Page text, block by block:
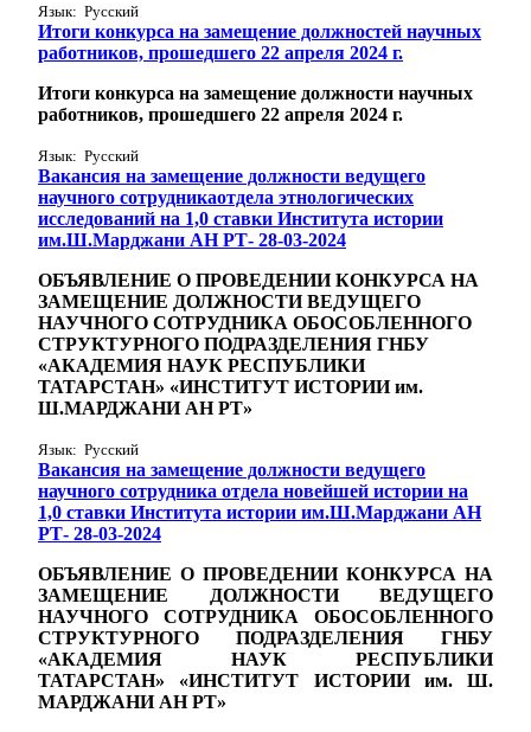
Язык: Русский
Итоги конкурса на замещение должностей научных
работников, прошедшего 22 апреля 2024 г.
Итоги конкурса на замещение должности научных
работников, прошедшего 22 апреля 2024 г.
Язык: Русский
Вакансия на замещение должности ведущего
научного сотрудникаотдела этнологических
исследований на 1,0 ставки Института истории
им.Ш.Марджани АН РТ- 28-03-2024
ОБЪЯВЛЕНИЕ О ПРОВЕДЕНИИ КОНКУРСА НА
ЗАМЕЩЕНИЕ ДОЛЖНОСТИ ВЕДУЩЕГО
НАУЧНОГО СОТРУДНИКА ОБОСОБЛЕННОГО
СТРУКТУРНОГО ПОДРАЗДЕЛЕНИЯ ГНБУ
«АКАДЕМИЯ НАУК РЕСПУБЛИКИ
ТАТАРСТАН» «ИНСТИТУТ ИСТОРИИ им.
Ш.МАРДЖАНИ АН РТ»
Язык: Русский
Вакансия на замещение должности ведущего
научного сотрудника отдела новейшей истории на
1,0 ставки Института истории им.Ш.Марджани АН
РТ- 28-03-2024
ОБЪЯВЛЕНИЕ О ПРОВЕДЕНИИ КОНКУРСА НА
ЗАМЕЩЕНИЕ ДОЛЖНОСТИ ВЕДУЩЕГО
НАУЧНОГО СОТРУДНИКА ОБОСОБЛЕННОГО
СТРУКТУРНОГО ПОДРАЗДЕЛЕНИЯ ГНБУ
«АКАДЕМИЯ НАУК РЕСПУБЛИКИ
ТАТАРСТАН» «ИНСТИТУТ ИСТОРИИ им. Ш.
МАРДЖАНИ АН РТ»